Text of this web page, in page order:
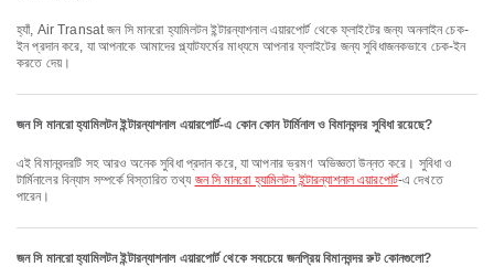
হ্যাঁ, Air Transat জন সি মানরো হ্যামিলটন ইন্টারন্যাশনাল এয়ারপোর্ট থেকে ফ্লাইটের জন্য অনলাইন চেক-
ইন প্রদান করে, যা আপনাকে আমাদের প্ল্যাটফর্মের মাধ্যমে আপনার ফ্লাইটের জন্য সুবিধাজনকভাবে চেক-ইন
করতে দেয়।
জন সি মানরো হ্যামিলটন ইন্টারন্যাশনাল এয়ারপোর্ট-এ কোন কোন টার্মিনাল ও বিমানবন্দর সুবিধা রয়েছে?
এই বিমানবন্দরটি সহ আরও অনেক সুবিধা প্রদান করে, যা আপনার ভ্রমণ অভিজ্ঞতা উন্নত করে। সুবিধা ও
টার্মিনালের বিন্যাস সম্পর্কে বিস্তারিত তথ্য জন সি মানরো হ্যামিলটন ইন্টারন্যাশনাল এয়ারপোর্ট-এ দেখতে
পারেন।
জন সি মানরো হ্যামিলটন ইন্টারন্যাশনাল এয়ারপোর্ট থেকে সবচেয়ে জনপ্রিয় বিমানবন্দর রুট কোনগুলো?